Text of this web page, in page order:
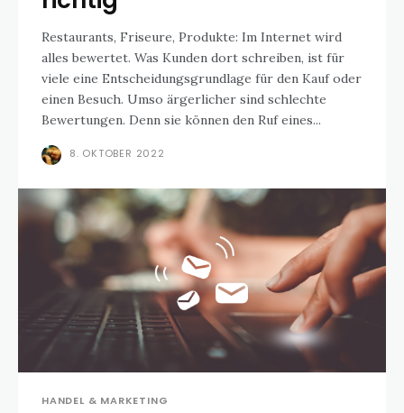
Restaurants, Friseure, Produkte: Im Internet wird
alles bewertet. Was Kunden dort schreiben, ist für
viele eine Entscheidungsgrundlage für den Kauf oder
einen Besuch. Umso ärgerlicher sind schlechte
Bewertungen. Denn sie können den Ruf eines...
8. OKTOBER 2022
HANDEL & MARKETING